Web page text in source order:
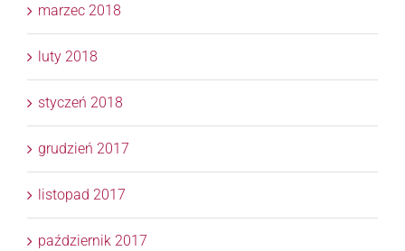
marzec 2018
luty 2018
styczeń 2018
grudzień 2017
listopad 2017
październik 2017